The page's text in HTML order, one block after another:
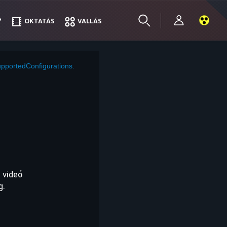
OKTATÁS VALLÁS
OKTATÁS VALLÁS